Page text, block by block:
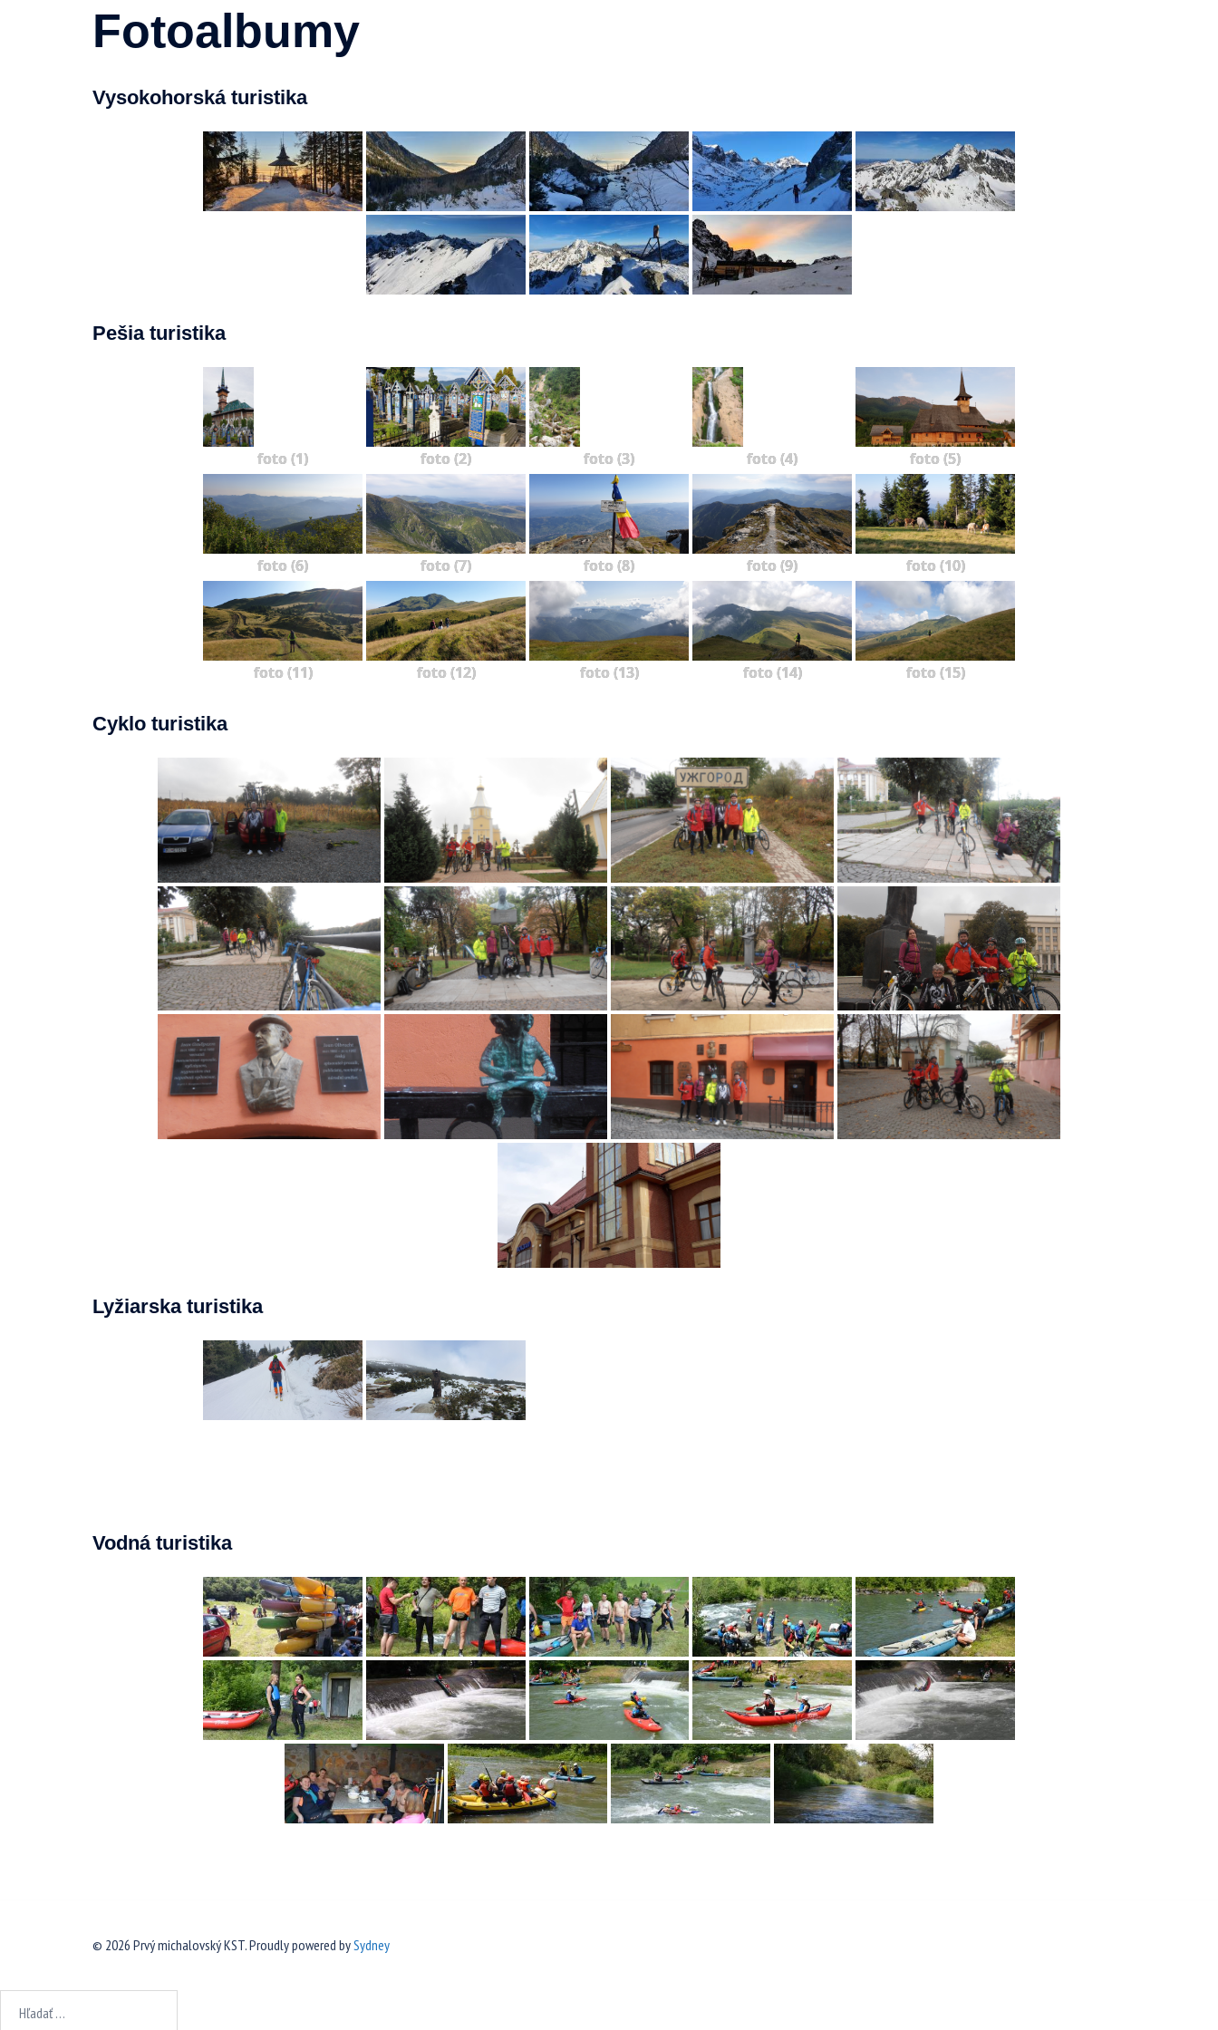
Fotoalbumy
Vysokohorská turistika
Pešia turistika
foto (1) foto (2) foto (3) foto (4) foto (5)
foto (6) foto (7) foto (8) foto (9) foto (10)
foto (11) foto (12) foto (13) foto (14) foto (15)
Cyklo turistika
Lyžiarska turistika
Vodná turistika
© 2026 Prvý michalovský KST. Proudly powered bySydney